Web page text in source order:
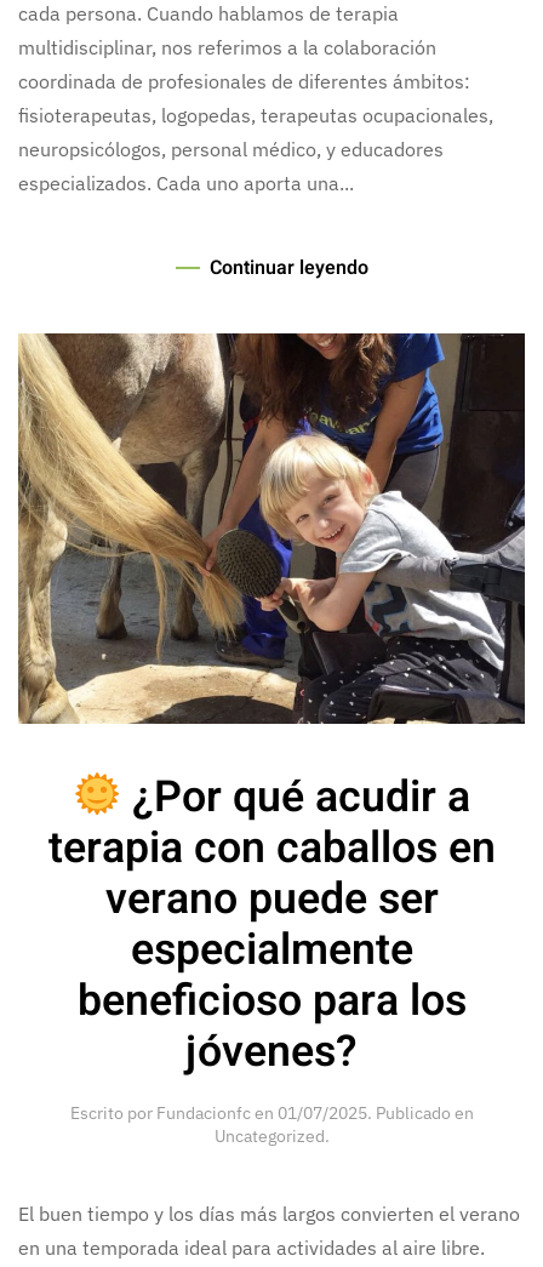
cada persona. Cuando hablamos de terapia
multidisciplinar, nos referimos a la colaboración
coordinada de profesionales de diferentes ámbitos:
fisioterapeutas, logopedas, terapeutas ocupacionales,
neuropsicólogos, personal médico, y educadores
especializados. Cada uno aporta una...
Continuar leyendo
¿Por qué acudir a
terapia con caballos en
verano puede ser
especialmente
beneficioso para los
jóvenes?
Escrito por Fundacionfcen 01/07/2025. Publicado en
Uncategorized.
El buen tiempo y los días más largos convierten el verano
en una temporada ideal para actividades al aire libre.